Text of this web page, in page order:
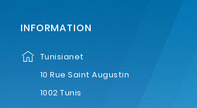
INFORMATION
Tunisianet
10 Rue Saint Augustin
1002 Tunis